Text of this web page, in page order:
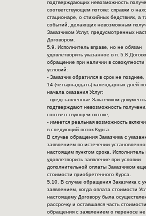
подтверждающих невозможность
соответствующем потоке: справки о
стационаре, о стихийных бедствиях, а
событий, делающих невозможным
Заказчиком Услуг, предусмотренных
Договором.
5.9. Исполнитель вправе, но не обязан
удовлетворить указанное в п. 5.8
обращение при наличии в
условий:
- Заказчик обратился в срок не
14 (четырнадцать) календарных дней
начала оказания Услуг;
- представленные Заказчиком
подтверждают невозможность
соответствующем потоке;
- имеется реальная возможность
в следующий поток Курса.
В случае обращения Заказчика с
заявлением по истечении
настоящим пунктом срока, Исполнитель
удовлетворить заявление при условии
дополнительной оплаты Заказчиком
стоимости приобретенного Курса.
5.10. В случае обращения Заказчика с
заявлением, когда оплата стоимости
настоящему Договору была
рассрочку и оставшаяся часть
обращения с заявлением о переносе не